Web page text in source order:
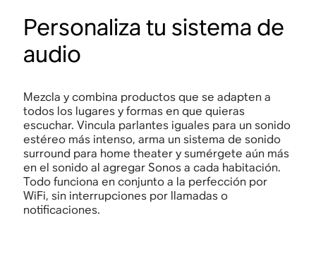
Personaliza tu sistema de
audio
Mezcla y combina productos que se adapten a
todos los lugares y formas en que quieras
escuchar. Vincula parlantes iguales para un sonido
estéreo más intenso, arma un sistema de sonido
surround para home theater y sumérgete aún más
en el sonido al agregar Sonos a cada habitación.
Todo funciona en conjunto a la perfección por
WiFi, sin interrupciones por llamadas o
notificaciones.